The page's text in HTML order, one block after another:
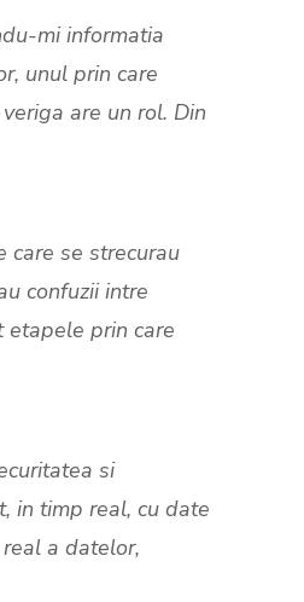
mi informatia
unul prin care
are un rol. Din
care se strecurau
confuzii intre
etapele prin care
si
in timp real, cu date
a datelor,